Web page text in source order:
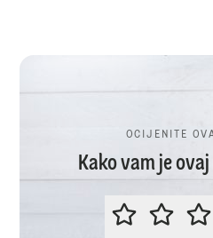
OCIJENITE
Kako vam je